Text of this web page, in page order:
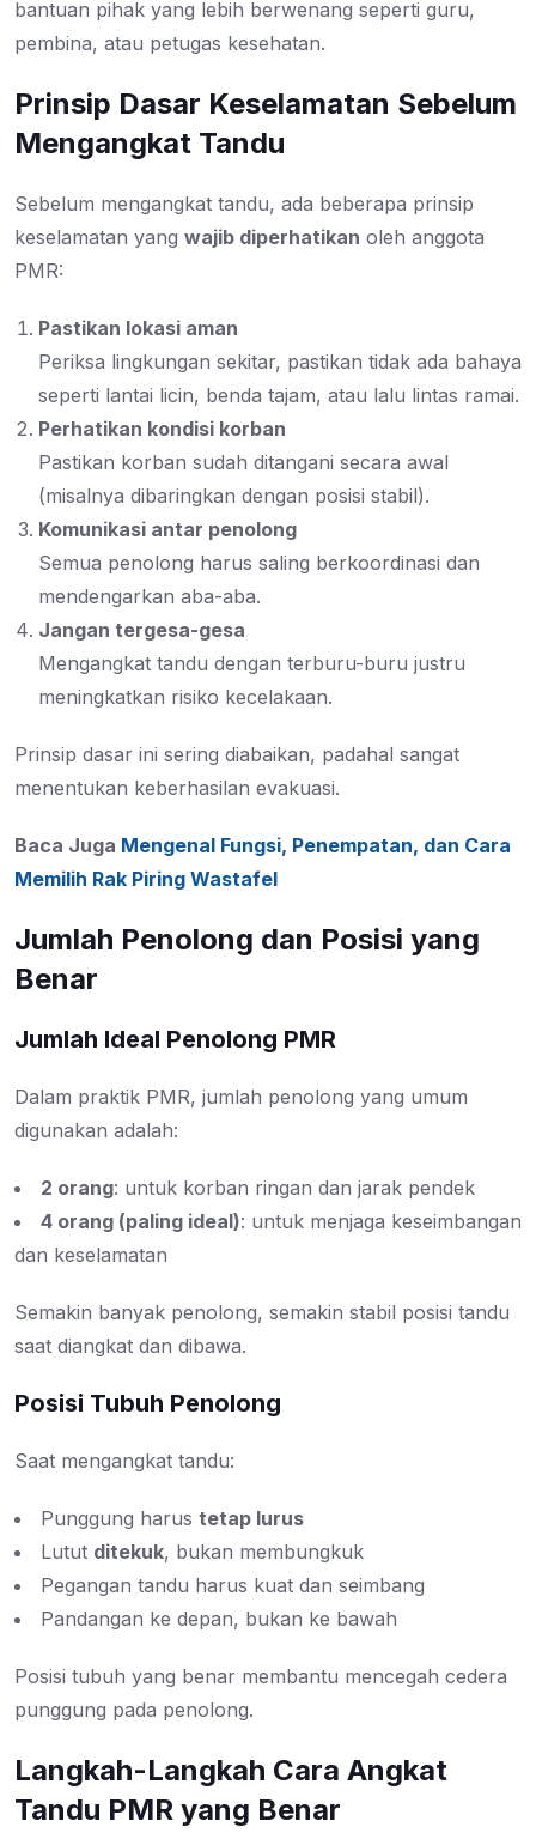
bantuan pihak yang lebih berwenang seperti guru,
pembina, atau petugas kesehatan.
Prinsip Dasar Keselamatan Sebelum
Mengangkat Tandu
Sebelum mengangkat tandu, ada beberapa prinsip
keselamatan yang wajib diperhatikan oleh anggota
PMR:
Pastikan lokasi aman
Periksa lingkungan sekitar, pastikan tidak ada bahaya
seperti lantai licin, benda tajam, atau lalu lintas ramai.
Perhatikan kondisi korban
Pastikan korban sudah ditangani secara awal
(misalnya dibaringkan dengan posisi stabil).
Komunikasi antar penolong
Semua penolong harus saling berkoordinasi dan
mendengarkan aba-aba.
Jangan tergesa-gesa
Mengangkat tandu dengan terburu-buru justru
meningkatkan risiko kecelakaan.
Prinsip dasar ini sering diabaikan, padahal sangat
menentukan keberhasilan evakuasi.
Baca Juga Mengenal Fungsi, Penempatan, dan Cara
Memilih Rak Piring Wastafel
Jumlah Penolong dan Posisi yang
Benar
Jumlah Ideal Penolong PMR
Dalam praktik PMR, jumlah penolong yang umum
digunakan adalah:
2 orang: untuk korban ringan dan jarak pendek
4 orang (paling ideal): untuk menjaga keseimbangan
dan keselamatan
Semakin banyak penolong, semakin stabil posisi tandu
saat diangkat dan dibawa.
Posisi Tubuh Penolong
Saat mengangkat tandu:
Punggung harus tetap lurus
Lutut ditekuk, bukan membungkuk
Pegangan tandu harus kuat dan seimbang
Pandangan ke depan, bukan ke bawah
Posisi tubuh yang benar membantu mencegah cedera
punggung pada penolong.
Langkah-Langkah Cara Angkat
Tandu PMR yang Benar